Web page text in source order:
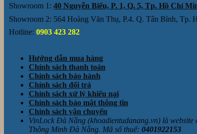
Showroom 1: 40 Nguyễn Biểu, P. 1, Q. 5, Tp. Hồ Chí
Showroom 2: 564 Hoàng Văn Thụ, P.4. Q. Tân Bình, Tp.
Hotline: 0903 423 282
Hướng dẫn mua hàng
Chính sách thanh toán
Chính sách bảo hành
Chính sách đổi trả
Chính sách xử lý khiếu nại
Chính sách bảo mật thông tin
Chính sách vận chuyển
VinLock Đà Nẵng (khoadientudanang.vn) là
Thông Minh Đà Nẵng. Mã số thuế: 0401922153